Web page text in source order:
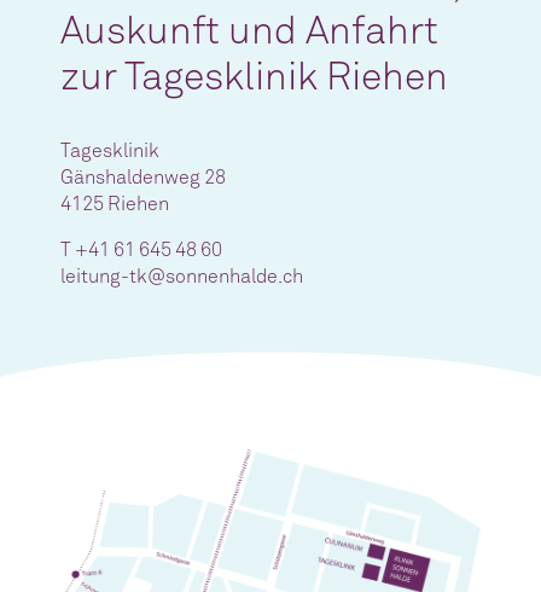
Auskunft und Anfahrt
zur Tagesklinik Riehen
Tagesklinik
Gänshaldenweg 28
4125 Riehen
T +41 61 645 48 60
leitung-tk@sonnenhalde.ch